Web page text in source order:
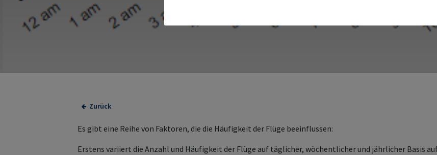
Zurück
Es gibt eine Reihe von Faktoren, die die Häufigkeit der Flüge beeinflussen:
Erstens variiert die Anzahl und Häufigkeit der Flüge auf täglicher, wöchentlicher und jährlicher Basis